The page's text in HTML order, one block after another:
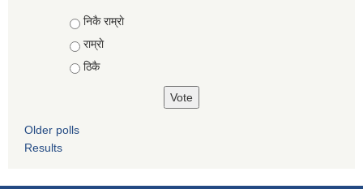
Choices
निकै राम्राे
राम्राे
ठिकै
Older polls
Results